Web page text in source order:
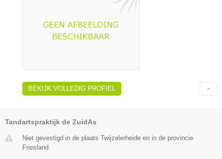
BEKIJK VOLLEDIG PROFIEL
Tandartspraktijk de ZuidAs
Niet gevestigd in de plaats Twijzelerheide en in de provincie
Friesland.